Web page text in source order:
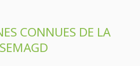
CONNUES DE LA